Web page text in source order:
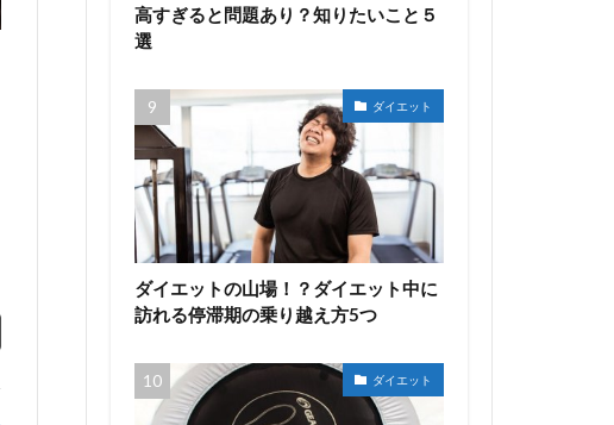
高すぎると問題あり？知りたいこと５
選
ダイエット
ダイエットの山場！？ダイエット中に
訪れる停滞期の乗り越え方5つ
ダイエット